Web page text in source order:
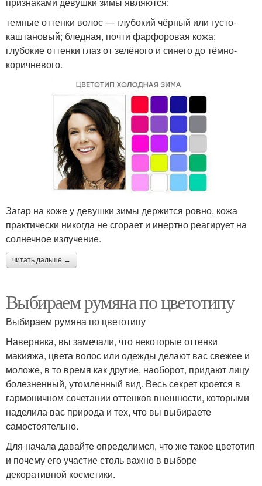
темные оттенки волос — глубокий чёрный или густо-
каштановый; бледная, почти фарфоровая кожа;
глубокие оттенки глаз от зелёного и синего до тёмно-
коричневого.
Загар на коже у девушки зимы держится ровно, кожа
практически никогда не сгорает и инертно реагирует на
солнечное излучение.
читать дальше →
Выбираем румяна по цветотипу
Выбираем румяна по цветотипу
Наверняка, вы замечали, что некоторые оттенки
макияжа, цвета волос или одежды делают вас свежее и
моложе, в то время как другие, наоборот, придают лицу
болезненный, утомленный вид. Весь секрет кроется в
гармоничном сочетании оттенков внешности, которыми
наделила вас природа и тех, что вы выбираете
самостоятельно.
Для начала давайте определимся, что же такое цветотип
и почему его участие столь важно в выборе
декоративной косметики.